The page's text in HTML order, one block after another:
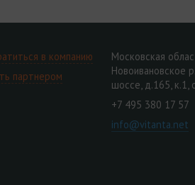
в компанию
партнером
Московская
Новоивановское
шоссе, д.165, к.1,
+7 495 380 17 57
info@vitanta.net